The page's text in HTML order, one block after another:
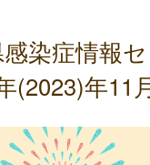
感染症情報
(2023)年11